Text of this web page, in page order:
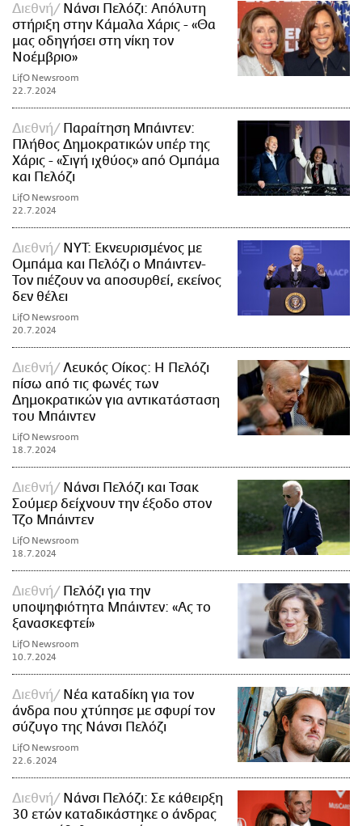
Διεθνή
Νάνσι Πελόζι: Απόλυτη
στήριξη στην Κάμαλα Χάρις - «Θα
μας οδηγήσει στη νίκη τον
Νοέμβριο»
LifO Newsroom
22.7.2024
Διεθνή
Παραίτηση Μπάιντεν:
Πλήθος Δημοκρατικών υπέρ της
Χάρις - «Σιγή ιχθύος» από Ομπάμα
και Πελόζι
LifO Newsroom
22.7.2024
Διεθνή
NYT: Εκνευρισμένος με
Ομπάμα και Πελόζι ο Μπάιντεν-
Τον πιέζουν να αποσυρθεί, εκείνος
δεν θέλει
LifO Newsroom
20.7.2024
Διεθνή
Λευκός Οίκος: Η Πελόζι
πίσω από τις φωνές των
Δημοκρατικών για αντικατάσταση
του Μπάιντεν
LifO Newsroom
18.7.2024
Διεθνή
Νάνσι Πελόζι και Τσακ
Σούμερ δείχνουν την έξοδο στον
Τζο Μπάιντεν
LifO Newsroom
18.7.2024
Διεθνή
Πελόζι για την
υποψηφιότητα Μπάιντεν: «Ας το
ξανασκεφτεί»
LifO Newsroom
10.7.2024
Διεθνή
Νέα καταδίκη για τον
άνδρα που χτύπησε με σφυρί τον
σύζυγο της Νάνσι Πελόζι
LifO Newsroom
22.6.2024
Διεθνή
Νάνσι Πελόζι: Σε κάθειρξη
30 ετών καταδικάστηκε ο άνδρας